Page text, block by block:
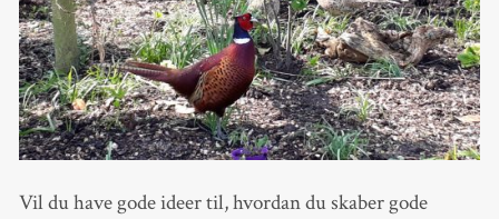
Vil du have gode ideer til, hvordan du skaber gode